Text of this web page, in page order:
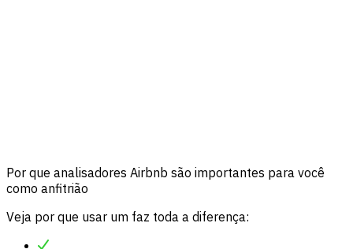
Por que analisadores Airbnb são importantes para você
como anfitrião
Veja por que usar um faz toda a diferença: